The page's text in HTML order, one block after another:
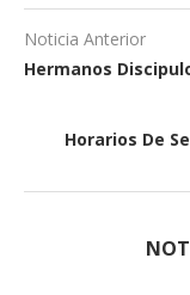
Noticia Anterior
Hermanos
Horarios De